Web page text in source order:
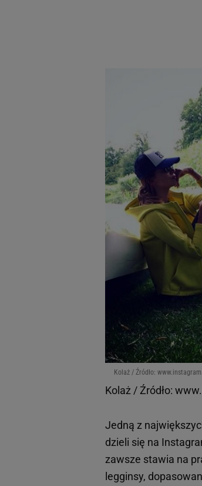
Kolaż / Źródło:
Kolaż / Źródło:
Jedną z
dzieli się na
zawsze stawia na
legginsy,